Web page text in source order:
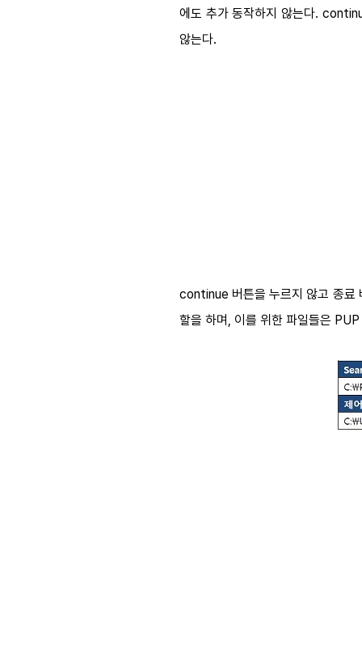
에도 추가 동작하지 않는다.
않는다.
continue 버튼을 누르지 않고 종료
할을 하며, 이를 위한 파일들은